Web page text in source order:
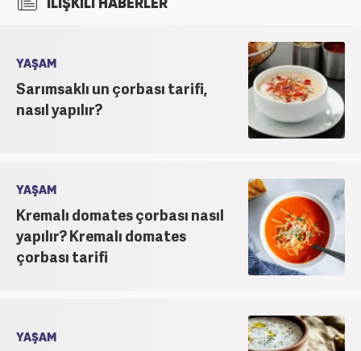
bağlı Haber7.com bünyesinde ‘SEO Editörü’
İLİŞKİLİ HABERLER
YAŞAM
Sarımsaklı un çorbası tarifi,
nasıl yapılır?
YAŞAM
Kremalı domates çorbası nasıl
yapılır? Kremalı domates
çorbası tarifi
YAŞAM